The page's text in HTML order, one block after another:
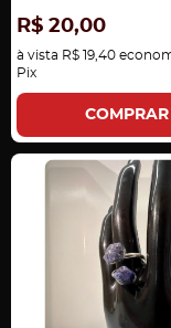
R$ 20,00
à vista R$ 19,40
Pix
COMPRAR